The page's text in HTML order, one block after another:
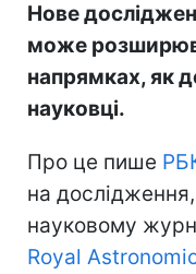
Нове
може
напрямках, як
науковці.
Про це пише
на
науковому
Royal